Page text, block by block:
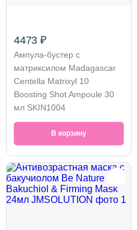
4473 ₽
Ампула-бустер с
матриксилом Madagascar
Centella Matrixyl 10
Boosting Shot Ampoule 30
мл SKIN1004
В корзину